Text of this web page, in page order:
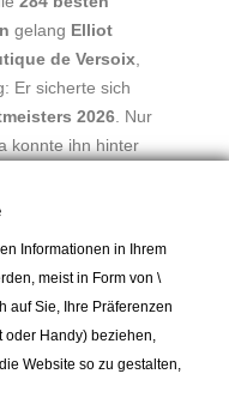
gelang Elliot
de Versoix,
Er sicherte sich
2026. Nur
konnte ihn hinter
der letzten Jahre
dieser neuen
gehen auch an Tim
, der ebenfalls mit
besonders
Informationen in Ihrem
meist in Form von \
auf Sie, Ihre Präferenzen
oder Handy) beziehen,
Website so zu gestalten,